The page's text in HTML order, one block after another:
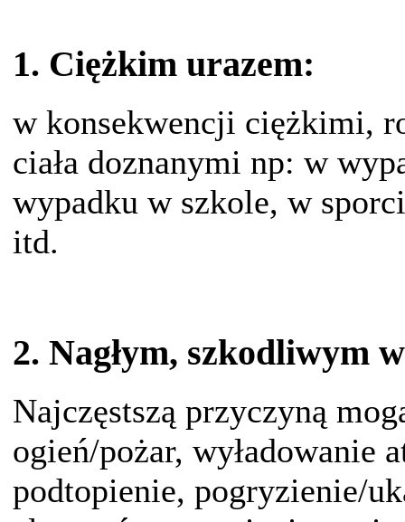
1. Ciężkim urazem:
w konsekwencji ciężkimi,
ciała doznanymi np: w
wypadku w szkole, w
itd.
2. Nagłym, szkodliwym
Najczęstszą przyczyną
ogień/pożar, wyładowanie
podtopienie, pogryzienie/